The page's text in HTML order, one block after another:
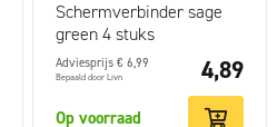
Schermverbinder sage
green 4 stuks
Adviesprijs € 6,99
Bepaald door Livn 4,89
Op voorraad